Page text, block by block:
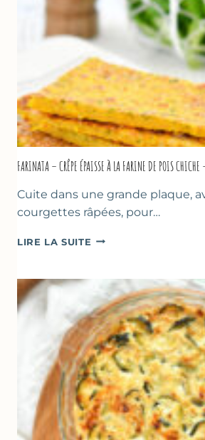
À
MARSEILLE
FARINATA – CRÊPE ÉPAISSE À LA FARINE DE POIS
Cuite dans une grande plaque,
courgettes râpées, pour…
LIRE LA SUITE FARINATA
ÉPAISSE
À
LA
FARINE
DE
POIS
CHICHE
–
CUISSON
AU
FOUR